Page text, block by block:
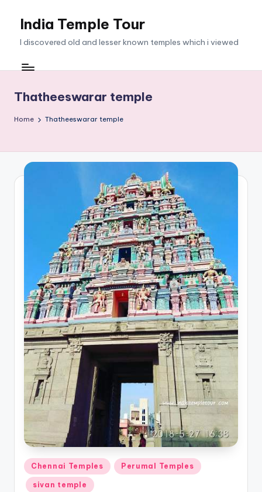
India Temple Tour
I discovered old and lesser known temples which i viewed
Thatheeswarar temple
Home Thatheeswarar temple
Posted
in
Chennai Temples Perumal Temples
sivan temple